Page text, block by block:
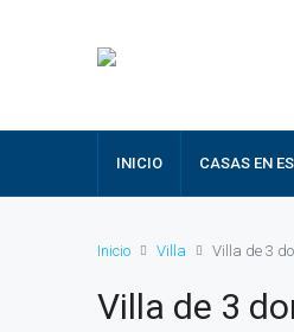
INICIO CASAS EN
Inicio Villa Villa de 3
Villa de 3